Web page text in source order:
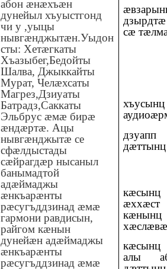
абон æнæхъæн
дунейыл хъуыстгонд
чи у ,уыцы
нывгæнджытæн.Уыдон
сты: Хетæгкаты
Хъазыбег,Бедойты
Шалва, Джыккайты
Мурат, Челæхсаты
Магрез,Дзиуаты
Батрадз,Саккаты
Эльбрус æмæ бирæ
æндæртæ. Ацы
нывгæнджытæ се
сфæлдыстады
сæйрагдæр нысаныл
банымадтой
адæймаджы
æнкъарæнты
рæсугъддзинад æмæ
гармони равдисын,
райгом кæнын
дунейæн адæймаджы
æнкъарæнты
рæсугъддзинад æмæ
сæ
хъусынц
дзуапп
дæттынц
æххæст
кæнынц
алы